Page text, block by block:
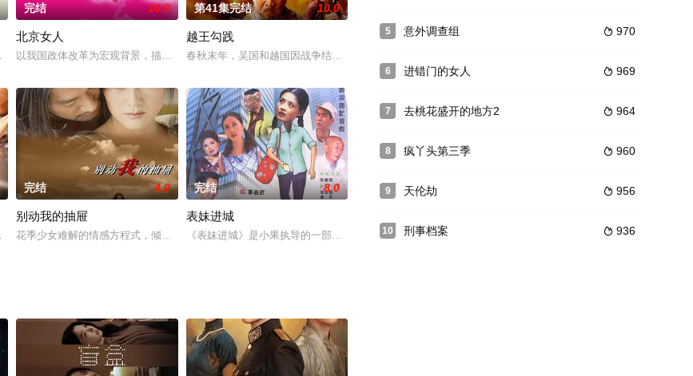
族意识强烈，深明大义的奇女子，她的一生极具传奇色彩，暂无内容暂
爱夫妻，何嘉如意外怀上二胎，舍不得放弃宝宝的两个人，决意换一间价廉物美的新房，可换房的麻烦也接踵
完结 10.0
北京女人
以我国政体改革为宏观背景，描述了几位北京女人在这一背景下经历的家庭生活变化和情感纠葛。反映出时代向官本位意识、贤妻良母性格、养优
第41集完结 10.0
越王勾践
春秋末年，吴国和越国因战争结下仇怨。吴王夫差为父报仇，在伍子胥的辅佐下日夜勤兵。得意之时的勾践铸
聚,更是憧憬着美满幸福的未来,来到这十里洋场的地方,雨筝果然有
反映啃老现象以及交通事故后续故事的电视剧，根据尚未发表的小说《车之殇》改编而成，小说作者是长期奋
完结 4.0
别动我的抽屉
花季少女难解的情感方程式，倾情演绎激情迸发的边缘之恋。某妇女杂志的编辑田枫是一位单亲母亲，多少年来她和女儿贝蕾相依为命，却发现快
完结 8.0
表妹进城
《表妹进城》是小果执导的一部四川方言喜剧，张春燕、徐重海等参加演出。该剧讲述了以表妹洪少华为代表
5  970
意外调查组
6  969
进错门的女人
7  964
去桃花盛开的地方2
8  960
疯丫头第三季
9  956
天伦劫
10  936
刑事档案